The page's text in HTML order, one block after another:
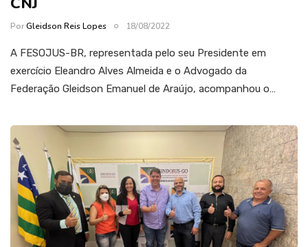
PorGleidson Reis Lopes 18/08/2022
A FESOJUS-BR, representada pelo seu Presidente em
exercício Eleandro Alves Almeida e o Advogado da
Federação Gleidson Emanuel de Araújo, acompanhou o…